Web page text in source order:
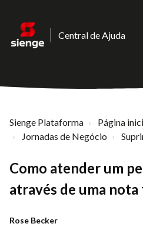
Central de Ajuda
Sienge Plataforma
Página
Jornadas de Negócio
Como atender um
através de uma nota
Rose Becker